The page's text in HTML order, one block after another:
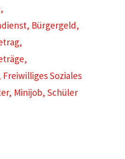
,
, Bürgergeld,
,
,
Freiwilliges Soziales
, Minijob, Schüler